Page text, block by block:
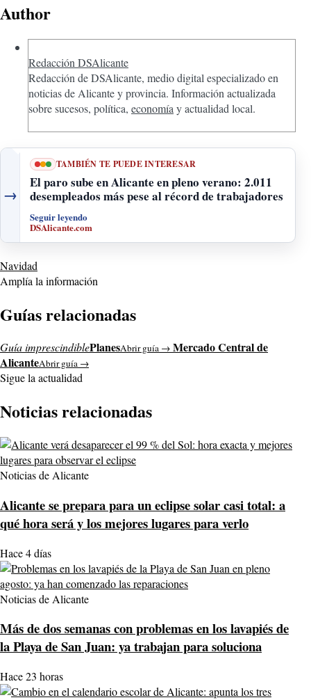
Author
Redacción DSAlicante
Redacción de DSAlicante, medio digital especializado en
noticias de Alicante y provincia. Información actualizada
sobre sucesos, política, economía y actualidad local.
→
TAMBIÉN TE PUEDE INTERESAR
El paro sube en Alicante en pleno verano: 2.011
desempleados más pese al récord de trabajadores
Seguir leyendo
DSAlicante.com
Navidad
Amplía la información
Guías relacionadas
Guía imprescindiblePlanesAbrir guía → Mercado Central de
AlicanteAbrir guía →
Sigue la actualidad
Noticias relacionadas
Noticias de Alicante
Alicante se prepara para un eclipse solar casi total: a
qué hora será y los mejores lugares para verlo
Hace 4 días
Noticias de Alicante
Más de dos semanas con problemas en los lavapiés de
la Playa de San Juan: ya trabajan para soluciona
Hace 23 horas